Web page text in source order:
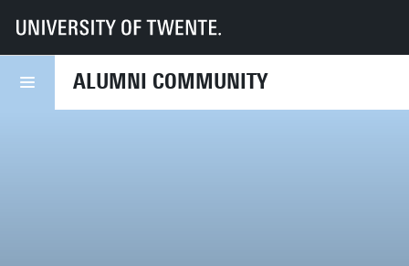
ALUMNI COMMUNITY
UT Alumni Community Canon van de UT